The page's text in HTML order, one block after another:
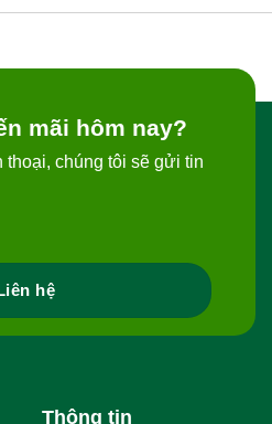
mãi hôm nay?
thoại, chúng tôi sẽ gửi tin
hệ
Thông tin